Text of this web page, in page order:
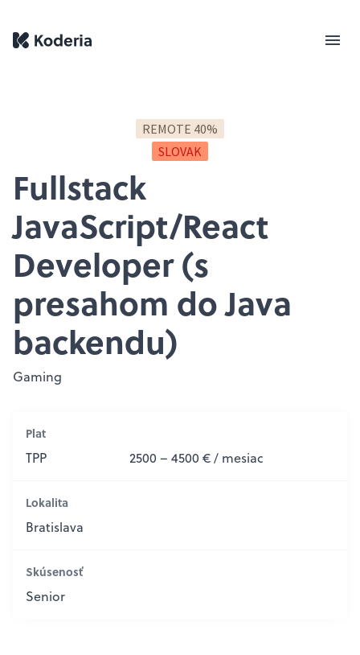
REMOTE 40%
SLOVAK
Fullstack
JavaScript/React
Developer (s
presahom do Java
backendu)
Gaming
Plat
TPP 2500 – 4500 € / mesiac
Lokalita
Bratislava
Skúsenosť
Senior